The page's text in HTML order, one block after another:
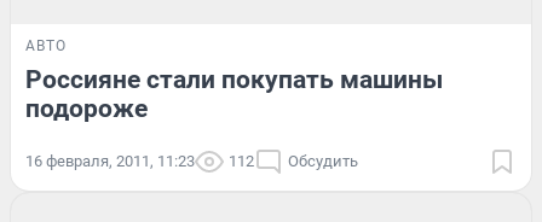
АВТО
Россияне стали покупать машины
подороже
16 февраля, 2011, 11:23 112 Обсудить